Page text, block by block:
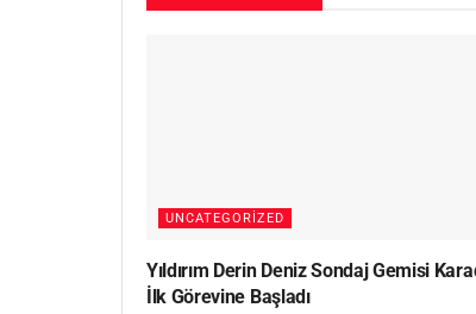
UNCATEGORIZED
Yıldırım Derin Deniz Sondaj Gemisi
İlk Görevine Başladı